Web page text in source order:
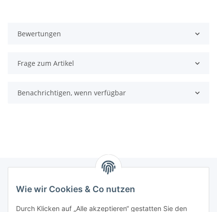
Wie wir Cookies & Co nutzen
Durch Klicken auf „Alle akzeptieren“ gestatten Sie den
Bewertungen
Frage zum Artikel
Benachrichtigen, wenn verfügbar
Informationen